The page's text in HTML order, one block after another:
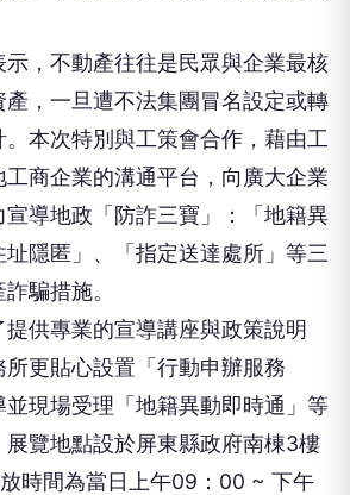
，不動產往往是民眾與企業最核
，一旦遭不法集團冒名設定或轉
本次特別與工策會合作，藉由工
商企業的溝通平台，向廣大企業
導地政「防詐三寶」：「地籍異
隱匿」、「指定送達處所」等三
騙措施。
供專業的宣導講座與政策說明
更貼心設置「行動申辦服務
現場受理「地籍異動即時通」等
展覽地點設於屏東縣政府南棟3樓
時間為當日上午09：00 ~ 下午